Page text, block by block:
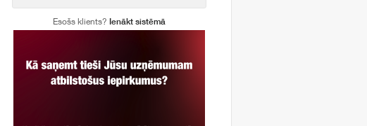
Esošs klients? Ienākt sistēmā